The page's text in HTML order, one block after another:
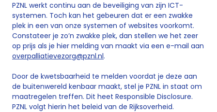
PZNL werkt continu aan de beveiliging van zijn ICT-
systemen. Toch kan het gebeuren dat er een zwakke
plek in een van onze systemen of websites voorkomt.
Constateer je zo’n zwakke plek, dan stellen we het zeer
op prijs als je hier melding van maakt via een e-mail aan
overpalliatievezorg@pznl.nl.
Door de kwetsbaarheid te melden voordat je deze aan
de buitenwereld kenbaar maakt, stel je PZNL in staat om
maatregelen treffen. Dit heet Responsible Disclosure.
PZNL volgt hierin het beleid van de Rijksoverheid.